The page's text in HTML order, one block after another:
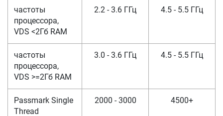
частоты
процессора,
VDS <2Гб RAM
2.2 - 3.6 ГГц 4.5 - 5.5 ГГц
частоты
процессора,
VDS >=2Гб RAM
3.0 - 3.6 ГГц 4.5 - 5.5 ГГц
Passmark Single
Thread
2000 - 3000 4500+